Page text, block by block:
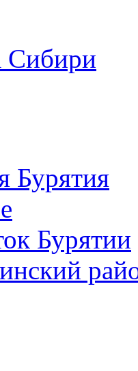
Бурятия
Бурятии